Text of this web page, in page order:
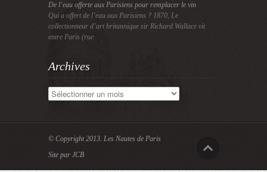
De l’eau offerte aux Parisiens pour remplacer le vin
Qui a offert de l’eau aux Parisiens ? 1870, Le
collectionneur d’art britannique sir Richard Wallace vit
entre Paris (rue
Archives
Archives
© Copyright 2013. Les Nautes de Paris
Site par JCB